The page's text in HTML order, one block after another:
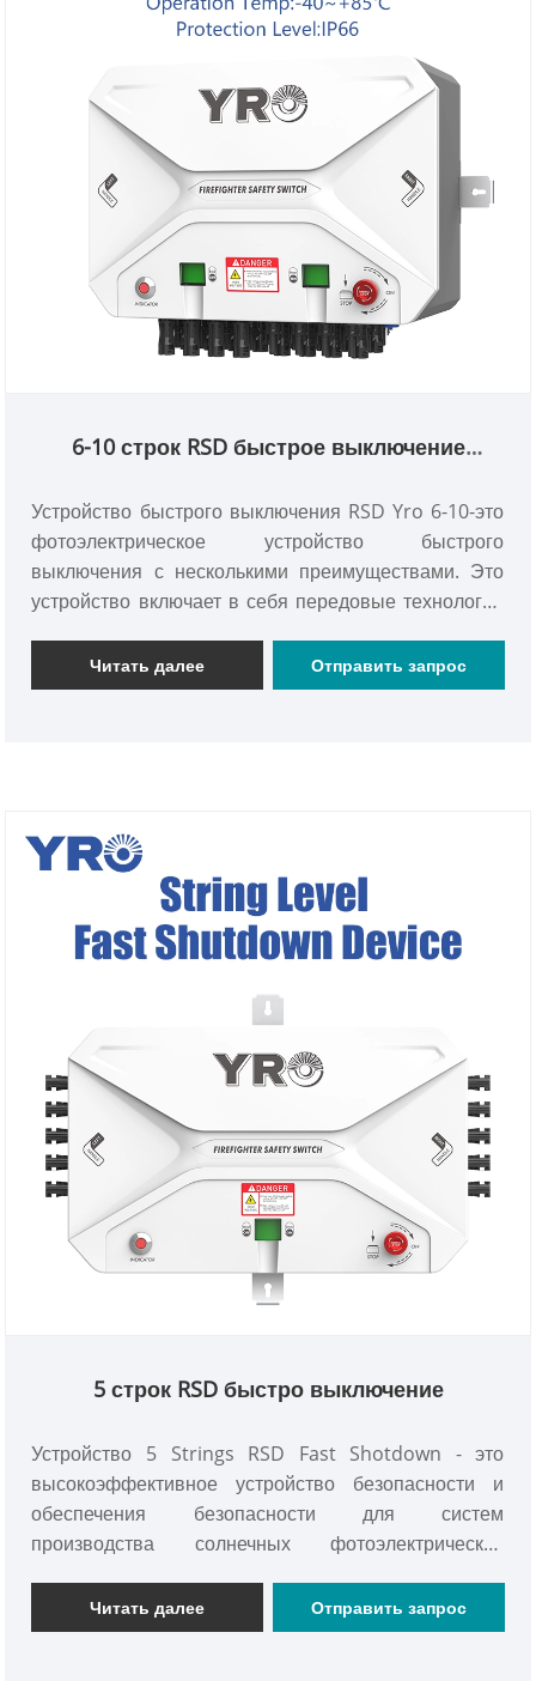
6-10 строк RSD быстрое выключение
Устройство быстрого выключения RSD Yro 6-10-это
фотоэлектрическое устройство быстрого
выключения с несколькими преимуществами. Это
устройство включает в себя передовые технологии
практический дизайн внешнего вида, не только
соответствует эстетическим требованиям, но и
фотоэлектрических систем. Это инновационный
шедевр в области фотоэлектрической безопасности
и имеет большое значение для содействия
безопасному развитию фотоэлектрической
промышленности.
Читать далее Отправить запрос
5 строк RSD быстро выключение
Устройство 5 Strings RSD Fast Shotdown - это
высокоэффективное устройство безопасности и
обеспечения безопасности для систем
производства солнечных фотоэлектрических
быструю и точную операцию отключения цепи для 5
PV -строк и отключить передачу электроэнергии во
Читать далее Отправить запрос